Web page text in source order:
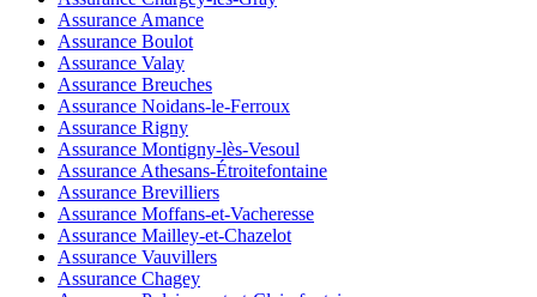
Assurance Amance
Assurance Boulot
Assurance Valay
Assurance Breuches
Assurance Noidans-le-Ferroux
Assurance Rigny
Assurance Montigny-lès-Vesoul
Assurance Athesans-Étroitefontaine
Assurance Brevilliers
Assurance Moffans-et-Vacheresse
Assurance Mailley-et-Chazelot
Assurance Vauvillers
Assurance Chagey